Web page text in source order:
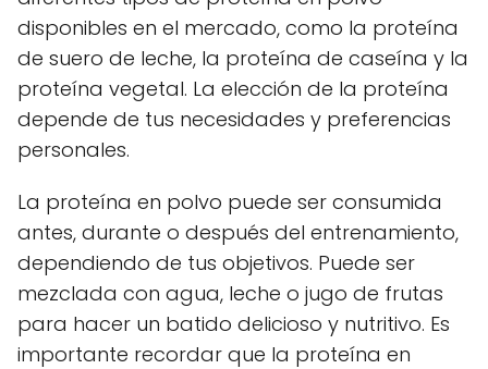
disponibles en el mercado, como la proteína
de suero de leche, la proteína de caseína y la
proteína vegetal. La elección de la proteína
depende de tus necesidades y preferencias
personales.
La proteína en polvo puede ser consumida
antes, durante o después del entrenamiento,
dependiendo de tus objetivos. Puede ser
mezclada con agua, leche o jugo de frutas
para hacer un batido delicioso y nutritivo. Es
importante recordar que la proteína en